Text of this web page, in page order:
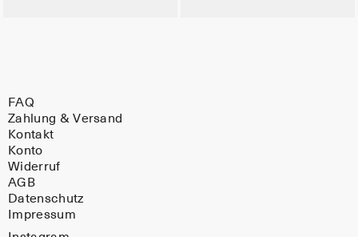
FAQ
Zahlung & Versand
Kontakt
Konto
Widerruf
AGB
Datenschutz
Impressum